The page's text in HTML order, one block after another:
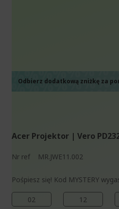
Odbierz dodatkową zniżkę za
Acer Projektor | Vero
Nr ref MR.JWE11.002
Pośpiesz się! Kod MYSTERY
02 12